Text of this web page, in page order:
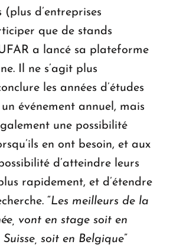
(plus d’entreprises
que de stands
a lancé sa plateforme
Il ne s’agit plus
les années d’études
événement annuel, mais
une possibilité
en ont besoin, et aux
d’atteindre leurs
rapidement, et d’étendre
“Les meilleurs de la
vont en stage soit en
soit en Belgique”